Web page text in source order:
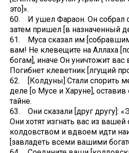
это]».
60. И ушел Фараон. Он собрал
затем пришел [в назначенный
61. Муса сказал им
вам! Не клевещите на Аллаха
богам], иначе Он уничтожит вас
Погибнет клеветник [лгущий
62. [Колдуны] Стали спорить
деле [о Мусе и Харуне], оставив
тайне.
63. Они сказали [друг другу]:
Они хотят изгнать вас из
колдовством и вдвоем идти
[завладеть всеми вашими